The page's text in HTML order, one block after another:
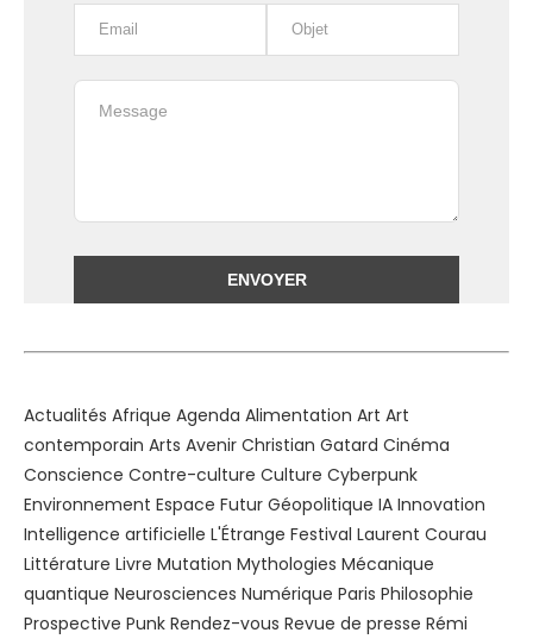
Actualités Afrique Agenda Alimentation Art Art
contemporain Arts Avenir Christian Gatard Cinéma
Conscience Contre-culture Culture Cyberpunk
Environnement Espace Futur Géopolitique IA Innovation
Intelligence artificielle L'Étrange Festival Laurent Courau
Littérature Livre Mutation Mythologies Mécanique
quantique Neurosciences Numérique Paris Philosophie
Prospective Punk Rendez-vous Revue de presse Rémi